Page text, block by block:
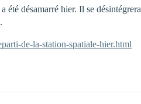
désamarré hier. Il se
de-la-station-spatiale-hier.html